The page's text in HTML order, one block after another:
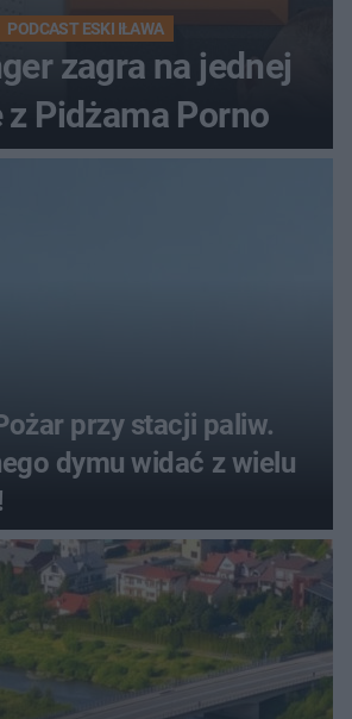
PODCAST ESKI IŁAWA
zagra na jednej
z Pidżama Porno
przy stacji paliw.
dymu widać z wielu